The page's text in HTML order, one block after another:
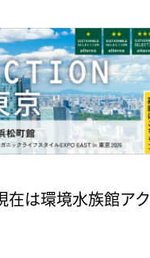
は環境水族館アク